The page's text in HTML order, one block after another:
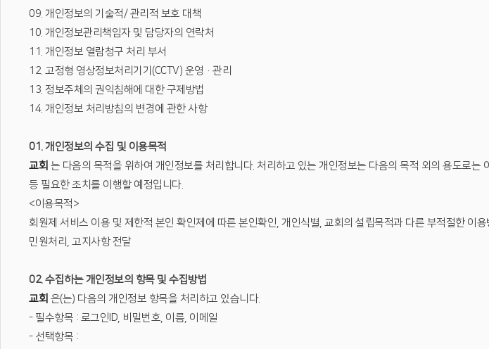
09. 개인정보의 기술적/ 관리적 보호 대책
10. 개인정보관리책임자 및 담당자의 연락처
11. 개인정보 열람청구 처리 부서
12. 고정형 영상정보처리기기(CCTV) 운영·관리
13. 정보주체의 권익침해에 대한 구제방법
14. 개인정보 처리방침의 변경에 관한 사항
01. 개인정보의 수집 및 이용목적
교회 는 다음의 목적을 위하여 개인정보를 처리합니다. 처리하고 있는 개인정보는 다음의 목적 외의 용도로는
등 필요한 조치를 이행할 예정입니다.
<이용목적>
회원제 서비스 이용 및 제한적 본인 확인제에 따른 본인확인, 개인식별, 교회의 설립목적과 다른 부적절한 이
민원처리, 고지사항 전달
02. 수집하는 개인정보의 항목 및 수집방법
교회 은(는) 다음의 개인정보 항목을 처리하고 있습니다.
- 필수항목 : 로그인ID, 비밀번호, 이름, 이메일
- 선택항목 :